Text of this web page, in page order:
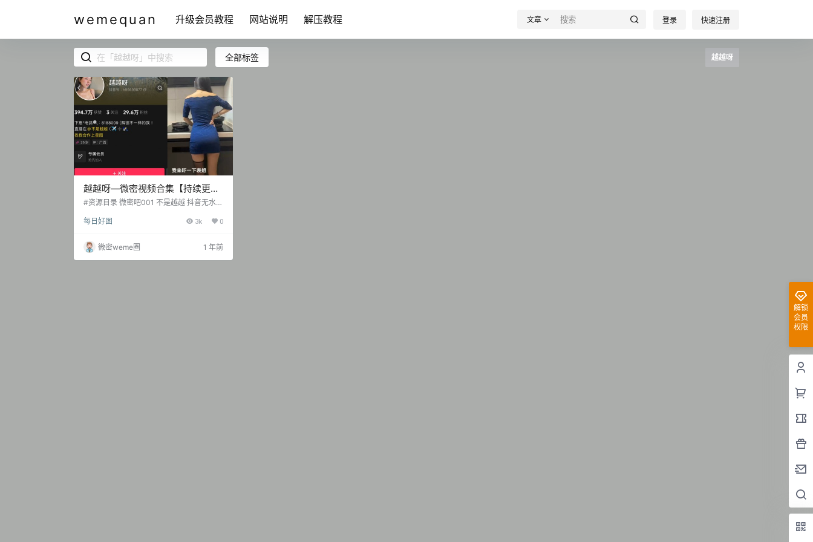
wemequan 升级会员教程 网站说明 解压教程 文章 登录 快速注册
全部标签 越越呀
越越呀—微密视频合集【持续更
新】
#资源目录 微密吧001 不是越越 抖音无水印
越呀 抖音无水印备份 [2P-153V 387.65 M
V 54.09 MB] 抖音 越越呀 微密圈 NO.002
期 [12P-55V 139.68 MB]
每日好图 3k 0
微密weme圈 1 年前
解锁
会员
权限